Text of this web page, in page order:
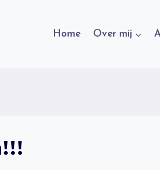
Home Over mij